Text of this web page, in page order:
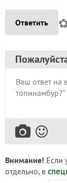
Ответить
Внимание! Если
отдельно, в